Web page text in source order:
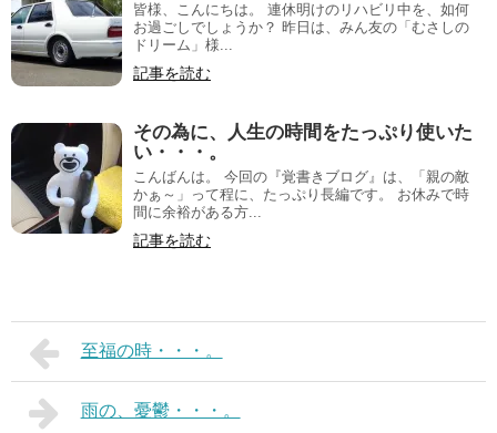
皆様、こんにちは。 連休明けのリハビリ中を、如何
お過ごしでしょうか？ 昨日は、みん友の「むさしの
ドリーム」様...
記事を読む
その為に、人生の時間をたっぷり使いた
い・・・。
こんばんは。 今回の『覚書きブログ』は、「親の敵
かぁ～」って程に、たっぷり長編です。 お休みで時
間に余裕がある方...
記事を読む
至福の時・・・。
雨の、憂鬱・・・。